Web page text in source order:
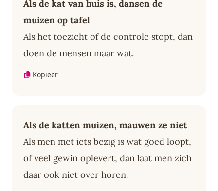
Als de kat van huis is, dansen de
muizen op tafel
Als het toezicht of de controle stopt, dan
doen de mensen maar wat.
Kopieer
Als de katten muizen, mauwen ze niet
Als men met iets bezig is wat goed loopt,
of veel gewin oplevert, dan laat men zich
daar ook niet over horen.